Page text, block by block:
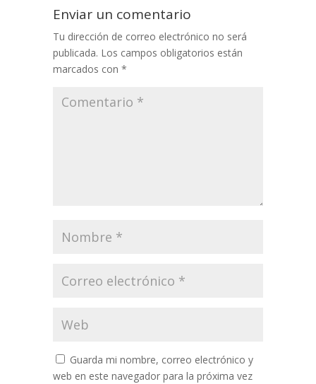
Enviar un comentario
Tu dirección de correo electrónico no será
publicada. Los campos obligatorios están
marcados con *
Guarda mi nombre, correo electrónico y
web en este navegador para la próxima vez